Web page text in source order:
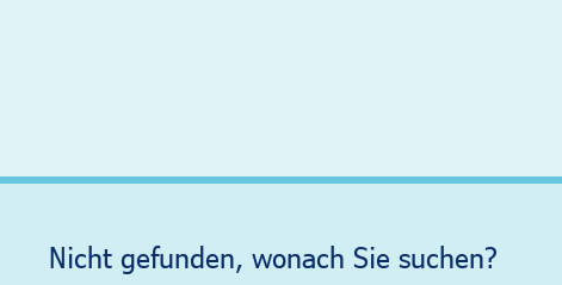
Nicht gefunden, wonach Sie suchen?